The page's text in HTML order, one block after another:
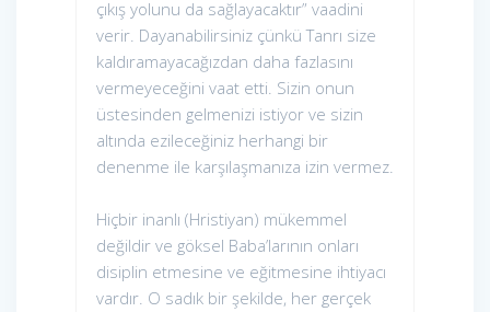
çıkış yolunu da sağlayacaktır” vaadini
verir. Dayanabilirsiniz çünkü Tanrı size
kaldıramayacağızdan daha fazlasını
vermeyeceğini vaat etti. Sizin onun
üstesinden gelmenizi istiyor ve sizin
altında ezileceğiniz herhangi bir
denenme ile karşılaşmanıza izin vermez.
Hiçbir inanlı (Hristiyan) mükemmel
değildir ve göksel Baba’larının onları
disiplin etmesine ve eğitmesine ihtiyacı
vardır. O sadık bir şekilde, her gerçek